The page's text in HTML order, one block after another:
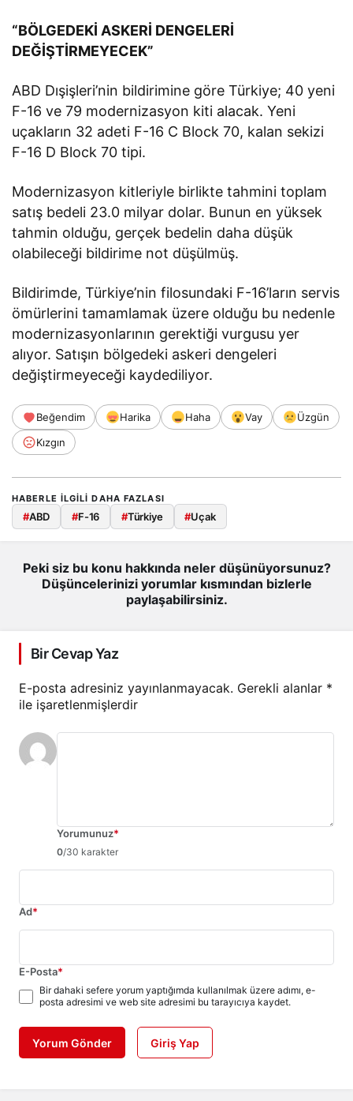
“BÖLGEDEKİ ASKERİ DENGELERİ
DEĞİŞTİRMEYECEK”
ABD Dışişleri’nin bildirimine göre Türkiye; 40 yeni
F-16 ve 79 modernizasyon kiti alacak. Yeni
uçakların 32 adeti F-16 C Block 70, kalan sekizi
F-16 D Block 70 tipi.
Modernizasyon kitleriyle birlikte tahmini toplam
satış bedeli 23.0 milyar dolar. Bunun en yüksek
tahmin olduğu, gerçek bedelin daha düşük
olabileceği bildirime not düşülmüş.
Bildirimde, Türkiye’nin filosundaki F-16’ların servis
ömürlerini tamamlamak üzere olduğu bu nedenle
modernizasyonlarının gerektiği vurgusu yer
alıyor. Satışın bölgedeki askeri dengeleri
değiştirmeyeceği kaydediliyor.
Beğendim Harika Haha Vay
Üzgün
Kızgın
HABERLE ILGILI DAHA FAZLASI
#ABD #F-16 #Türkiye #Uçak
Peki siz bu konu hakkında neler düşünüyorsunuz?
Düşüncelerinizi yorumlar kısmından bizlerle
paylaşabilirsiniz.
Bir Cevap Yaz
E-posta adresiniz yayınlanmayacak. Gerekli alanlar *
ile işaretlenmişlerdir
Yorumunuz*
0/30 karakter
Ad*
E-Posta*
Bir dahaki sefere yorum yaptığımda kullanılmak üzere adımı, e-
posta adresimi ve web site adresimi bu tarayıcıya kaydet.
Yorum Gönder Giriş Yap